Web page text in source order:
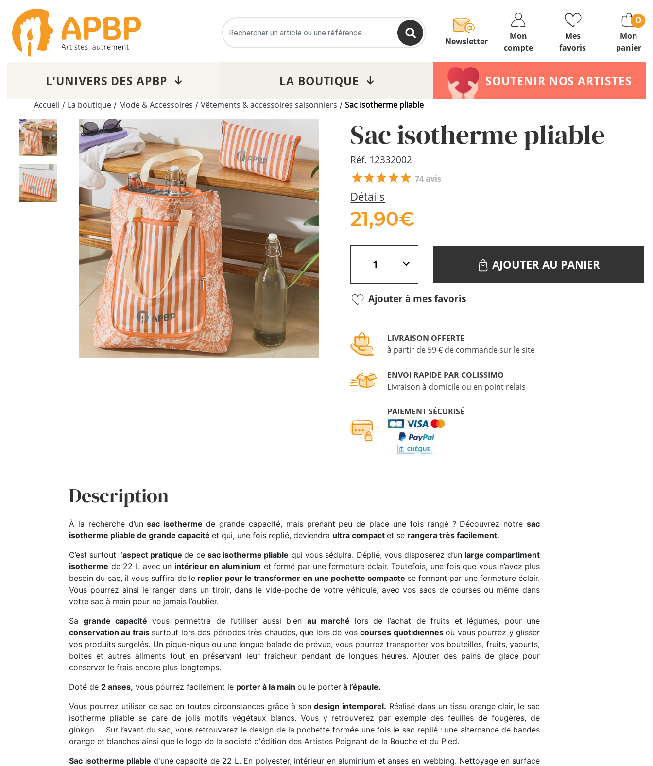
Newsletter
Mon
compte
Mes
favoris
Mon
panier
0
L'UNIVERS DES APBP LA BOUTIQUE SOUTENIR NOS ARTISTES
Accueil / La boutique / Mode & Accessoires / Vêtements & accessoires saisonniers / Sac isotherme pliable
Sac isotherme pliable
Réf. 12332002
74 avis
Détails
21,90€
AJOUTER AU PANIER
Ajouter à mes favoris
LIVRAISON OFFERTE
à partir de 59 € de commande sur le site
ENVOI RAPIDE PAR COLISSIMO
Livraison à domicile ou en point relais
PAIEMENT SÉCURISÉ
Description
À la recherche d’unsac isothermede grande capacité, mais prenant peu de place une fois rangé ? Découvrez notresac
isotherme pliable de grande capacité et qui, une fois replié, deviendra ultra compact et se rangera très facilement.
C’est surtout l’aspect pratiquede ce sac isotherme pliable qui vous séduira. Déplié, vous disposerez d’un large compartiment
isotherme de 22 L avec un intérieur en aluminium et fermé par une fermeture éclair. Toutefois, une fois que vous n’avez plus
besoin du sac, il vous suffira de le replier pour le transformer en une pochette compacte se fermant par une fermeture éclair.
Vous pourrez ainsi le ranger dans un tiroir, dans le vide-poche de votre véhicule, avec vos sacs de courses ou même dans
votre sac à main pour ne jamais l’oublier.
Sa grande capacité vous permettra de l’utiliser aussi bien au marché lors de l’achat de fruits et légumes, pour une
conservation au frais surtout lors des périodes très chaudes, que lors de voscourses quotidiennesoù vous pourrez y glisser
vos produits surgelés. Un pique-nique ou une longue balade de prévue, vous pourrez transporter vos bouteilles, fruits, yaourts,
boites et autres aliments tout en préservant leur fraîcheur pendant de longues heures. Ajouter des pains de glace pour
conserver le frais encore plus longtemps.
Doté de 2 anses, vous pourrez facilement le porter à la main ou le porter à l’épaule.
Vous pourrez utiliser ce sac en toutes circonstances grâce à sondesign intemporel. Réalisé dans un tissu orange clair, le sac
isotherme pliable se pare de jolis motifs végétaux blancs. Vous y retrouverez par exemple des feuilles de fougères, de
ginkgo… Sur l’avant du sac, vous retrouverez le design de la pochette formée une fois le sac replié : une alternance de bandes
orange et blanches ainsi que le logo de la societé d'édition des Artistes Peignant de la Bouche et du Pied.
Sac isotherme pliable d'une capacité de 22 L. En polyester, intérieur en aluminium et anses en webbing. Nettoyage en surface